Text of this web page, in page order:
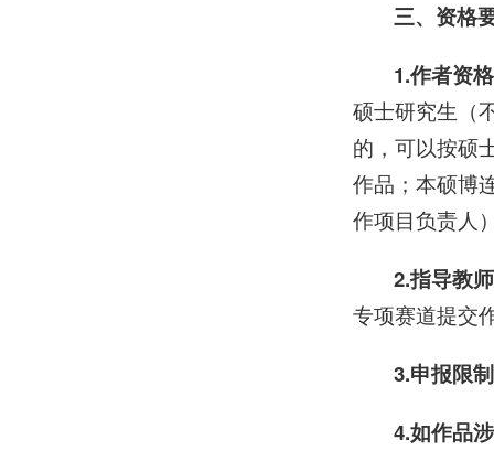
三、资格
1.作者资
硕士研究生（
的，可以按硕
作品；本硕博
作项目负责人
2.指导教
专项赛道提交
3.申报限制
4.如作品